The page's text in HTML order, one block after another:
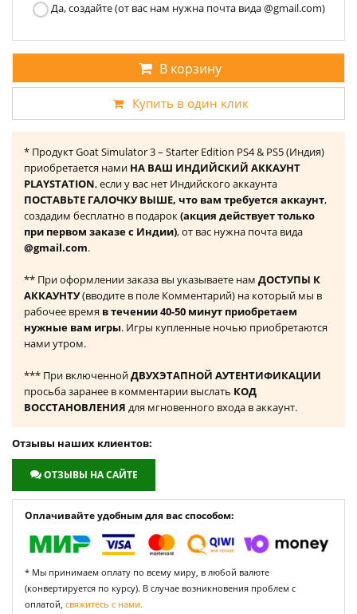
Да, создайте (от вас нам нужна почта вида @gmail.com)
В корзину
Купить в один клик
* Продукт Goat Simulator 3 – Starter Edition PS4 & PS5 (Индия)
приобретается нами НА ВАШ ИНДИЙСКИЙ АККАУНТ
PLAYSTATION, если у вас нет Индийского аккаунта
ПОСТАВЬТЕ ГАЛОЧКУ ВЫШЕ, что вам требуется аккаунт,
создадим бесплатно в подарок(акция действует только
при первом заказе с Индии), от вас нужна почта вида
@gmail.com.
** При оформлении заказа вы указываете нам ДОСТУПЫ К
АККАУНТУ(вводите в поле Комментарий) на который мы в
рабочее время в течении 40-50 минут приобретаем
нужные вам игры. Игры купленные ночью приобретаются
нами утром.
*** При включеннойДВУХЭТАПНОЙ АУТЕНТИФИКАЦИИ
просьба заранее в комментарии выслать КОД
ВОССТАНОВЛЕНИЯ для мгновенного входа в аккаунт.
Отзывы наших клиентов:
ОТЗЫВЫ НА САЙТЕ
Оплачивайте удобным для вас способом:
* Мы принимаем оплату по всему миру, в любой валюте
(конвертируется по курсу). В случае возникновения проблем с
оплатой, свяжитесь с нами.